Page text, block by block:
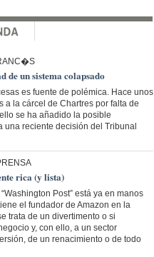
un sistema colapsado
es fuente de polémica. Hace unos
a la cárcel de Chartres por falta de
se ha añadido la posible
reciente decisión del Tribunal
rica (y lista)
Post” está ya en manos
el fundador de Amazon en la
trata de un divertimento o si
y, con ello, a un sector
de un renacimiento o de todo